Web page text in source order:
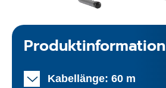
Produktinformation
Kabellänge: 60 m